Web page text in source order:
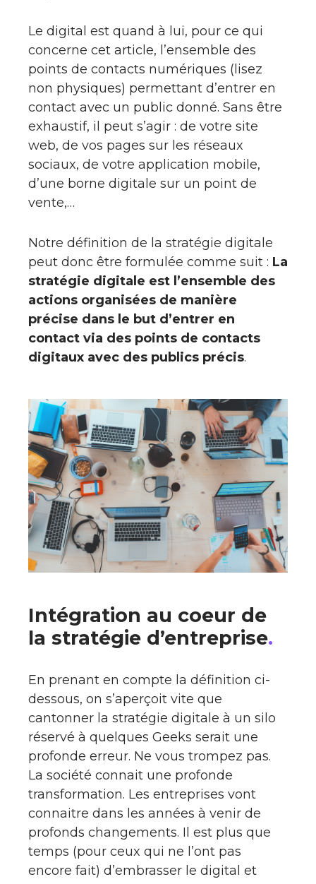
Le digital est quand à lui, pour ce qui
concerne cet article, l’ensemble des
points de contacts numériques (lisez
non physiques) permettant d’entrer en
contact avec un public donné. Sans être
exhaustif, il peut s’agir : de votre site
web, de vos pages sur les réseaux
sociaux, de votre application mobile,
d’une borne digitale sur un point de
vente,…
Notre définition de la stratégie digitale
peut donc être formulée comme suit : La
stratégie digitale est l’ensemble des
actions organisées de manière
précise dans le but d’entrer en
contact via des points de contacts
digitaux avec des publics précis.
Intégration au coeur de
la stratégie d’entreprise.
En prenant en compte la définition ci-
dessous, on s’aperçoit vite que
cantonner la stratégie digitale à un silo
réservé à quelques Geeks serait une
profonde erreur. Ne vous trompez pas.
La société connait une profonde
transformation. Les entreprises vont
connaitre dans les années à venir de
profonds changements. Il est plus que
temps (pour ceux qui ne l’ont pas
encore fait) d’embrasser le digital et